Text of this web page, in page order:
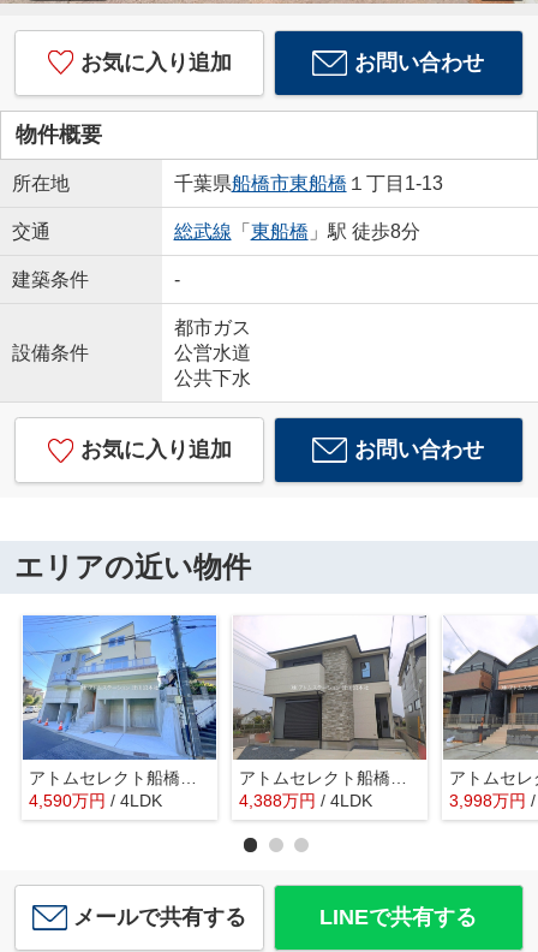
お気に入り追加 お問い合わせ
物件概要
所在地 千葉県船橋市東船橋 １丁目1-13
交通 総武線 「 東船橋 」駅 徒歩8分
建築条件 -
設備条件
都市ガス
公営水道
公共下水
お気に入り追加 お問い合わせ
エリアの近い物件
アトムセレクト船橋市田喜野井5丁目A棟
4,590万円 / 4LDK
アトムセレクト船橋市芝山9期 1号棟
4,388万円 / 4LDK 3,998万円
メールで共有する LINEで共有する